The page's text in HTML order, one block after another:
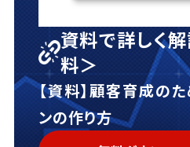
資料で詳しく
料＞
【資料】顧客育成の
ンの作り方